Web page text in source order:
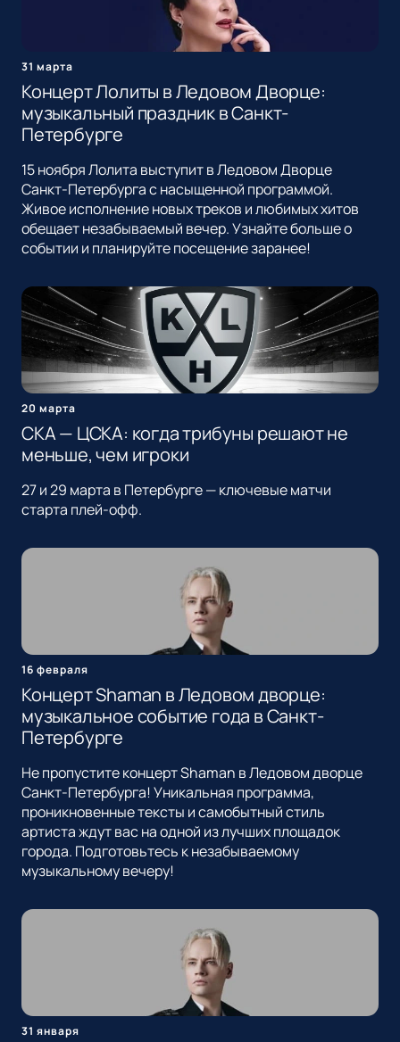
31 марта
Концерт Лолиты в Ледовом Дворце:
музыкальный праздник в Санкт-
Петербурге
15 ноября Лолита выступит в Ледовом Дворце
Санкт-Петербурга с насыщенной программой.
Живое исполнение новых треков и любимых хитов
обещает незабываемый вечер. Узнайте больше о
событии и планируйте посещение заранее!
20 марта
СКА — ЦСКА: когда трибуны решают не
меньше, чем игроки
27 и 29 марта в Петербурге — ключевые матчи
старта плей-офф.
16 февраля
Концерт Shaman в Ледовом дворце:
музыкальное событие года в Санкт-
Петербурге
Не пропустите концерт Shaman в Ледовом дворце
Санкт-Петербурга! Уникальная программа,
проникновенные тексты и самобытный стиль
артиста ждут вас на одной из лучших площадок
города. Подготовьтесь к незабываемому
музыкальному вечеру!
31 января